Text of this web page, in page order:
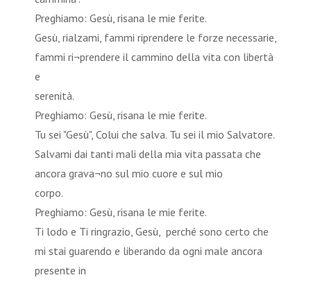
Preghiamo: Gesù, risana le mie ferite.
Gesù, rialzami, fammi riprendere le forze necessarie,
fammi ri¬prendere il cammino della vita con libertà
e
Preghiamo: Gesù, risana le mie ferite.
Tu sei "Gesù", Colui che salva. Tu sei il mio Salvatore.
Salvami dai tanti mali della mia vita passata che
ancora grava¬no sul mio cuore e sul mio
corpo.
Preghiamo: Gesù, risana le mie ferite.
Ti lodo e Ti ringrazio, Gesù, perché sono certo che
mi stai guarendo e liberando da ogni male ancora
presente in